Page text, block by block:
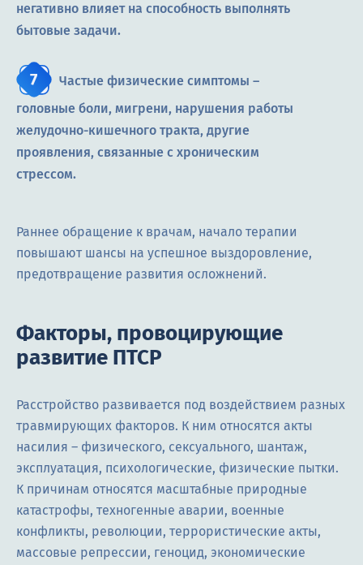
негативно влияет на способность выполнять
бытовые задачи.
Частые физические симптомы –
головные боли, мигрени, нарушения работы
желудочно-кишечного тракта, другие
проявления, связанные с хроническим
стрессом.
Раннее обращение к врачам, начало терапии
повышают шансы на успешное выздоровление,
предотвращение развития осложнений.
Факторы, провоцирующие
развитие ПТСР
Расстройство развивается под воздействием разных
травмирующих факторов. К ним относятся акты
насилия – физического, сексуального, шантаж,
эксплуатация, психологические, физические пытки.
К причинам относятся масштабные природные
катастрофы, техногенные аварии, военные
конфликты, революции, террористические акты,
массовые репрессии, геноцид, экономические